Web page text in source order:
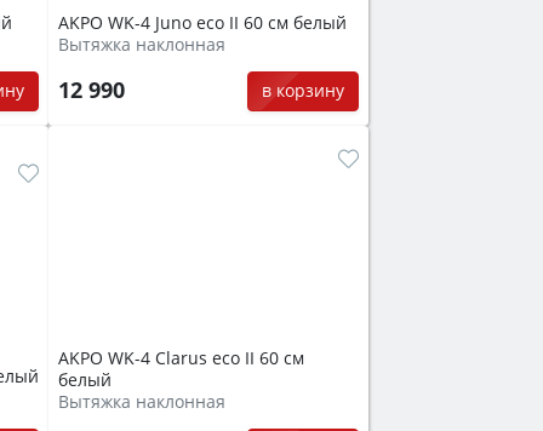
AKPO WK-4 Juno eco II 60 см белый
Вытяжка наклонная
12 990 в корзину
AKPO WK-4 Clarus eco II 60 см
белый
Вытяжка наклонная